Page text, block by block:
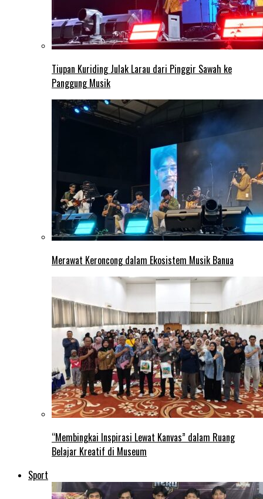
Tiupan Kuriding Julak Larau dari Pinggir Sawah ke
Panggung Musik
Merawat Keroncong dalam Ekosistem Musik Banua
“Membingkai Inspirasi Lewat Kanvas” dalam Ruang
Belajar Kreatif di Museum
Sport